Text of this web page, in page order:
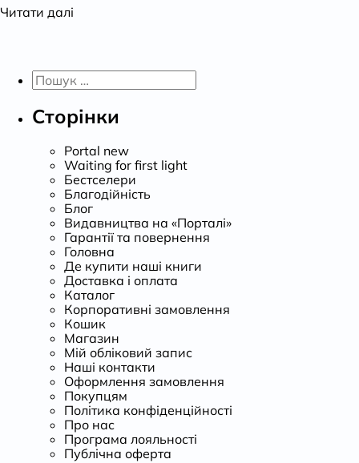
Читати далі
Пошук:
Сторінки
Portal new
Waiting for first light
Бестселери
Благодійність
Блог
Видавництва на «Порталі»
Гарантії та повернення
Головна
Де купити наші книги
Доставка і оплата
Каталог
Корпоративні замовлення
Кошик
Магазин
Мій обліковий запис
Наші контакти
Оформлення замовлення
Покупцям
Політика конфіденційності
Про нас
Програма лояльності
Публічна оферта